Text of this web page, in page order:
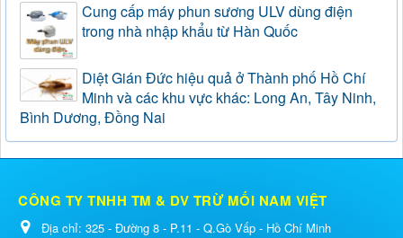
Cung cấp máy phun sương ULV dùng điện
trong nhà nhập khẩu từ Hàn Quốc
Diệt Gián Đức hiệu quả ở Thành phố Hồ Chí
Minh và các khu vực khác: Long An, Tây Ninh,
Bình Dương, Đồng Nai
CÔNG TY TNHH TM & DV TRỪ MỐI NAM VIỆT
Địa chỉ: 325 - Đường 8 - P.11 - Q.Gò Vấp - Hồ Chí Minh